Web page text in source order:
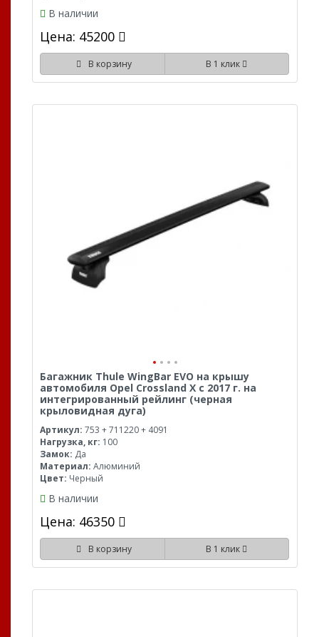
В наличии
Цена: 45200
В корзину В 1 клик
Багажник Thule WingBar EVO на крышу
автомобиля Opel Crossland X с 2017 г. на
интегрированный рейлинг (черная
крыловидная дуга)
Артикул: 753 + 711220 + 4091
Нагрузка, кг: 100
Замок: Да
Материал: Алюминий
Цвет: Черный
В наличии
Цена: 46350
В корзину В 1 клик